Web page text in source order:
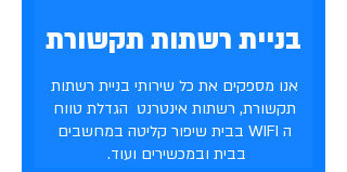
בניית רשתות תקשורת
אנו מספקים את כל שירותי בניית רשתות
תקשורת, רשתות אינטרנט הגדלת טווח
ה WIFI בבית שיפור קליטה במחשבים
בבית ובמכשירים ועוד.